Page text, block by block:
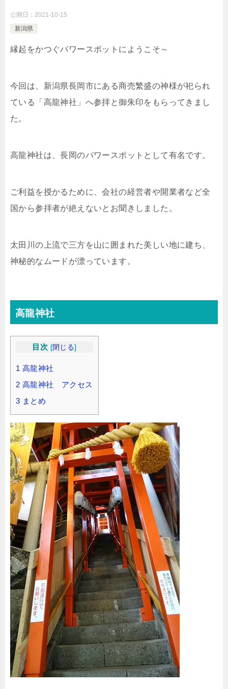
公開日： 2021-10-15
新潟県
縁起をかつぐパワースポットにようこそ～
今回は、新潟県長岡市にある商売繁盛の神様が祀られ
ている「高龍神社」へ参拝と御朱印をもらってきまし
た。
高龍神社は、長岡のパワースポットとして有名です。
ご利益を授かるために、会社の経営者や開業者など全
国から参拝者が絶えないとお聞きしました。
太田川の上流で三方を山に囲まれた美しい地に建ち、
神秘的なムードが漂っています。
高龍神社
目次 [閉じる]
1 高龍神社
2 高龍神社 アクセス
3 まとめ